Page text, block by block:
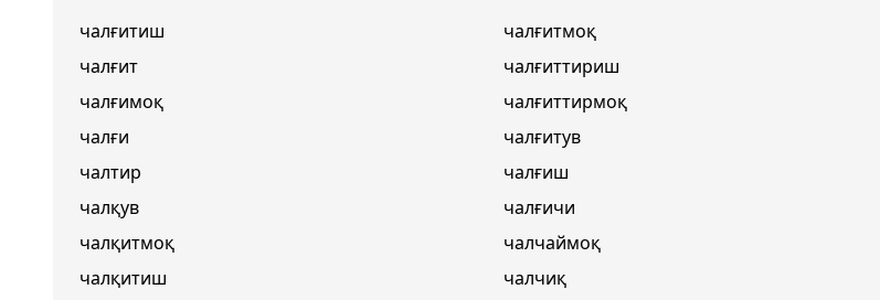
чалғитиш
чалғит
чалғимоқ
чалғи
чалтир
чалқув
чалқитмоқ
чалқитиш
чалғитмоқ
чалғиттириш
чалғиттирмоқ
чалғитув
чалғиш
чалғичи
чалчаймоқ
чалчиқ